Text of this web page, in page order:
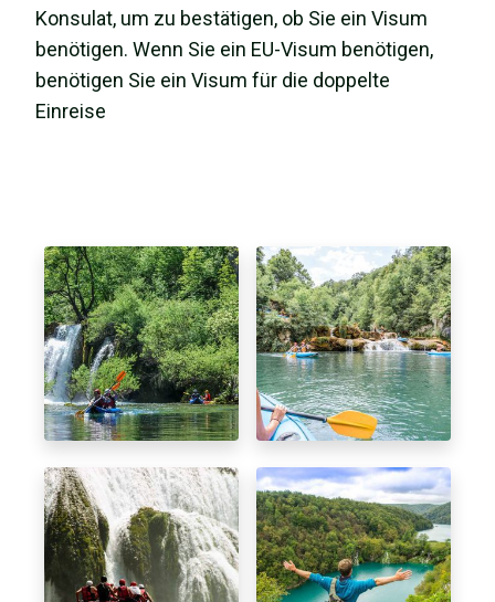
Konsulat, um zu bestätigen, ob Sie ein Visum
benötigen. Wenn Sie ein EU-Visum benötigen,
benötigen Sie ein Visum für die doppelte
Einreise